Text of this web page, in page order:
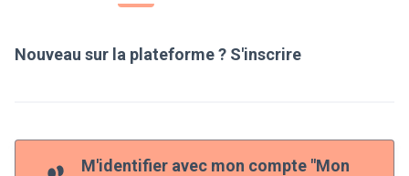
Nouveau sur la plateforme ? S'inscrire
M'identifier avec mon compte "Mon